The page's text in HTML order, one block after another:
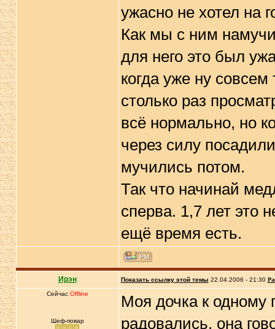
ужасно не хотел на
Как мы с ним
для него это был
когда уже ну
столько раз
всё нормально, но
через силу
мучились потом.
Так что начинай
сперва. 1,7 лет это
ещё время есть.
Ирэн Показать ссылку этой темы 22.04.2006 - 21:30
Сейчас Offline
Шеф-повар
Моя дочка к одному
радовались, она